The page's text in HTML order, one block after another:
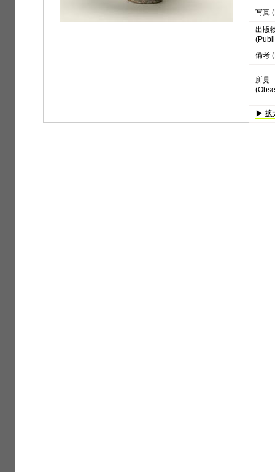
写真
出版
備考
所見
▶ 拡